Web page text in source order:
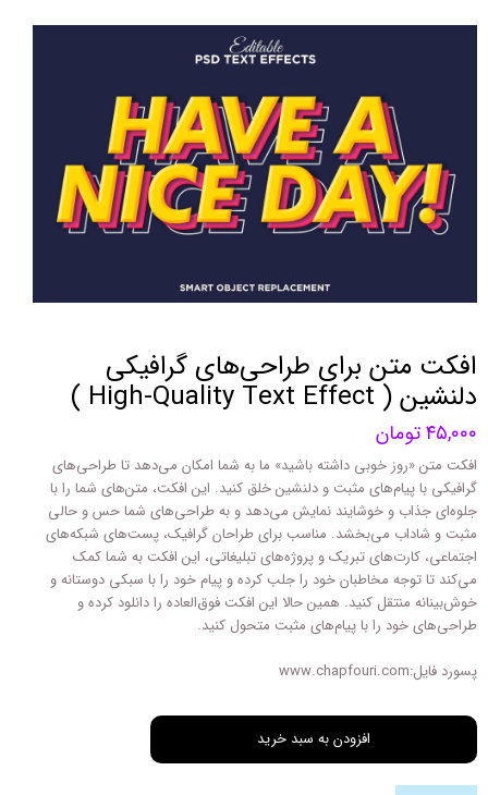
افکت متن برای طراحی‌های گرافیکی
دلنشین ( High-Quality Text Effect )
۴۵,۰۰۰ تومان
افکت متن «روز خوبی داشته باشید» ما به شما امکان می‌دهد تا طراحی‌های
گرافیکی با پیام‌های مثبت و دلنشین خلق کنید. این افکت، متن‌های شما را با
جلوه‌ای جذاب و خوشایند نمایش می‌دهد و به طراحی‌های شما حس و حالی
مثبت و شاداب می‌بخشد. مناسب برای طراحان گرافیک، پست‌های شبکه‌های
اجتماعی، کارت‌های تبریک و پروژه‌های تبلیغاتی، این افکت به شما کمک
می‌کند تا توجه مخاطبان خود را جلب کرده و پیام خود را با سبکی دوستانه و
خوش‌بینانه منتقل کنید. همین حالا این افکت فوق‌العاده را دانلود کرده و
طراحی‌های خود را با پیام‌های مثبت متحول کنید.
پسورد فایل:www.chapfouri.com
افزودن به سبد خرید